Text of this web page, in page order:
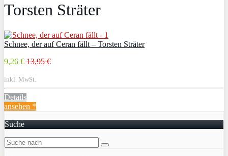
Torsten Sträter
Schnee, der auf Ceran fällt – Torsten Sträter
9,26 € 13,95 €
inkl. MwSt.
Details
ansehen *
Suche